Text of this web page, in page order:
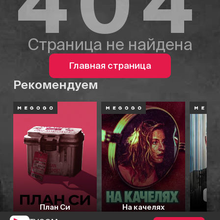
Страница не найдена
Главная страница
Рекомендуем
План Си На качелях